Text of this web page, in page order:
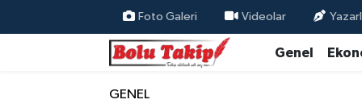
Foto Galeri Videolar
Genel
GENEL